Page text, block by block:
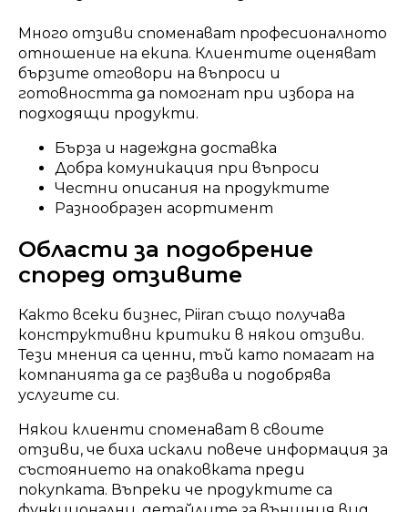
Много отзиви споменават професионалното
отношение на екипа. Клиентите оценяват
бързите отговори на въпроси и
готовността да помогнат при избора на
подходящи продукти.
Бърза и надеждна доставка
Добра комуникация при въпроси
Честни описания на продуктите
Разнообразен асортимент
Области за подобрение
според отзивите
Както всеки бизнес, Piiran също получава
конструктивни критики в някои отзиви.
Тези мнения са ценни, тъй като помагат на
компанията да се развива и подобрява
услугите си.
Някои клиенти споменават в своите
отзиви, че биха искали повече информация за
състоянието на опаковката преди
покупката. Въпреки че продуктите са